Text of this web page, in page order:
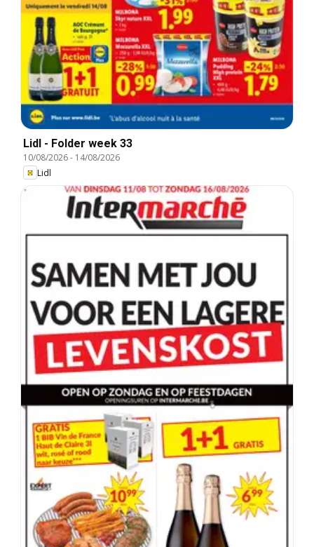
Lidl - Folder week 33
10/08/2026- 14/08/2026
Lidl